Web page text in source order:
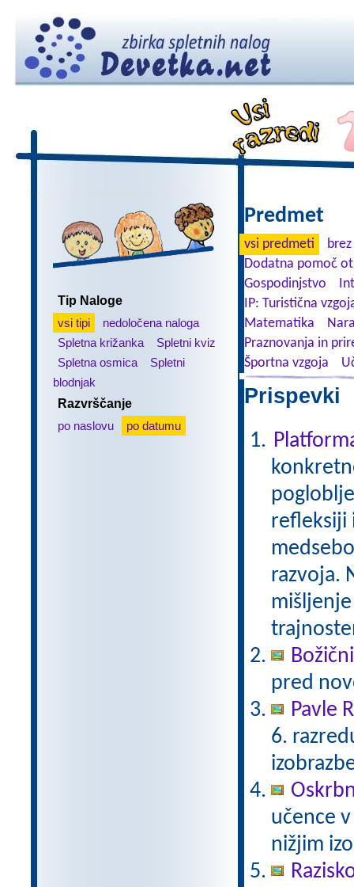
Tip Naloge
vsi tipi
nedoločena naloga
Spletna križanka
Spletni kviz
Spletna osmica
Spletni
blodnjak
Razvrščanje
po naslovu
po datumu
Predmet
vsi predmeti
Dodatna pomoč
Gospodinjstvo
IP: Turistična
Matematika
Praznovanja in
Športna vzgoja
Prispevki
refleksiji
razvoja.
pred
Pavle
6.
učence
nižjim